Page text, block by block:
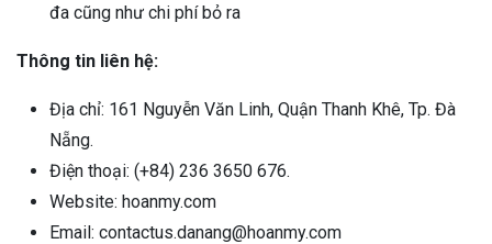
đa cũng như chi phí bỏ ra
Thông tin liên hệ:
Địa chỉ: 161 Nguyễn Văn Linh, Quận Thanh Khê, Tp. Đà
Nẵng.
Điện thoại: (+84) 236 3650 676.
Website: hoanmy.com
Email: contactus.danang@hoanmy.com